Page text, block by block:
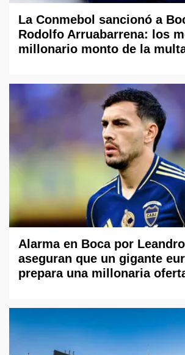
La Conmebol sancionó a
Rodolfo Arruabarrena: los
millonario monto de la
Alarma en Boca por
aseguran que un gigante
prepara una millonaria